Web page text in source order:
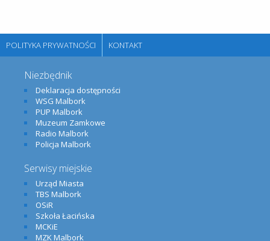
POLITYKA PRYWATNOŚCI KONTAKT
Niezbędnik
Deklaracja dostępności
WSG Malbork
PUP Malbork
Muzeum Zamkowe
Radio Malbork
Policja Malbork
Serwisy miejskie
Urząd Miasta
TBS Malbork
OSiR
Szkoła Łacińska
MCKiE
MZK Malbork